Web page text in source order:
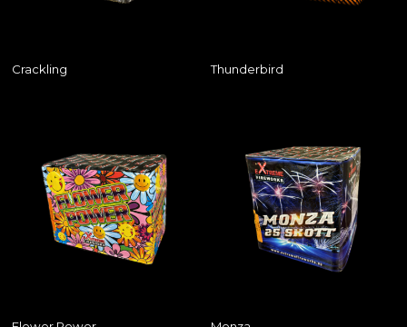
Crackling Thunderbird